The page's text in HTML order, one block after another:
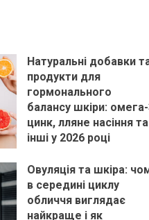
Натуральні добавки
продукти для
гормонального
балансу шкіри:
цинк, лляне насіння та
інші у 2026 році
Овуляція та шкіра:
в середині циклу
обличчя виглядає
найкраще і як